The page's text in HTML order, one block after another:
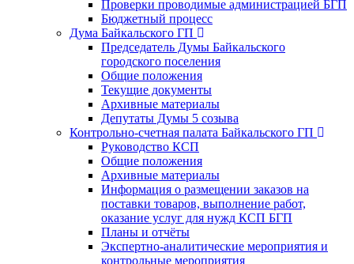
Проверки проводимые администрацией БГП
Бюджетный процесс
Дума Байкальского ГП
Председатель Думы Байкальского
городского поселения
Общие положения
Текущие документы
Архивные материалы
Депутаты Думы 5 созыва
Контрольно-счетная палата Байкальского ГП
Руководство КСП
Общие положения
Архивные материалы
Информация о размещении заказов на
поставки товаров, выполнение работ,
оказание услуг для нужд КСП БГП
Планы и отчёты
Экспертно-аналитические мероприятия и
контрольные мероприятия